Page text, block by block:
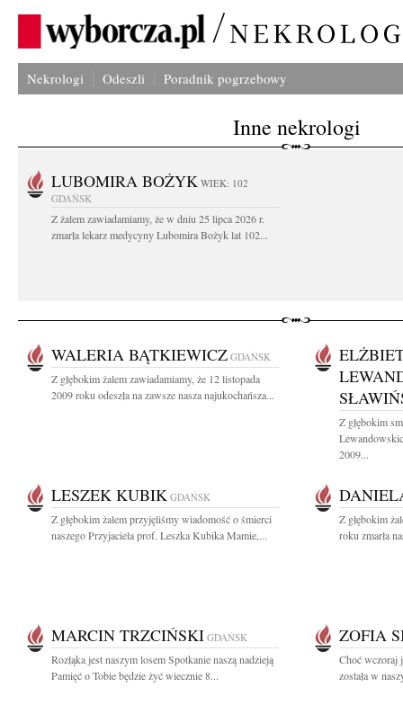
Nekrologi Odeszli Poradnik pogrzebowy
Inne nekrologi
LUBOMIRA BOŻYK WIEK: 102
GDAŃSK
Z żalem zawiadamiamy, że w dniu 25 lipca 2026 r.
zmarła lekarz medycyny Lubomira Bożyk lat 102...
WALERIA BĄTKIEWICZ GDAŃSK
Z głębokim żalem zawiadamiamy, że 12 listopada
2009 roku odeszła na zawsze nasza najukochańsza...
Z głębokim
2009...
LESZEK KUBIK GDAŃSK
Z głębokim żalem przyjęliśmy wiadomość o śmierci
naszego Przyjaciela prof. Leszka Kubika Mamie,...
Z głębokim
roku zmarła
MARCIN TRZCIŃSKI GDAŃSK
Rozłąka jest naszym losem Spotkanie naszą nadzieją
Pamięć o Tobie będzie żyć wiecznie 8...
ZOFIA
Choć wczoraj
została w